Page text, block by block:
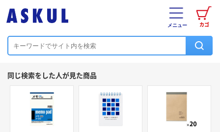
カゴ
メニュー
同じ検索をした人が見た商品